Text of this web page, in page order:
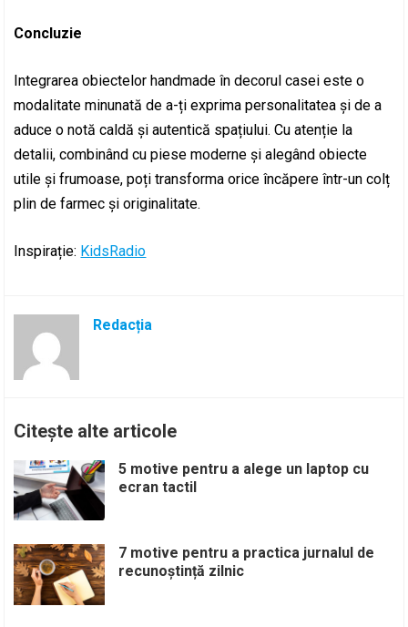
Concluzie
Integrarea obiectelor handmade în decorul casei este o
modalitate minunată de a-ți exprima personalitatea și de a
aduce o notă caldă și autentică spațiului. Cu atenție la
detalii, combinând cu piese moderne și alegând obiecte
utile și frumoase, poți transforma orice încăpere într-un colț
plin de farmec și originalitate.
Inspirație: KidsRadio
Redacția
Citește alte articole
5 motive pentru a alege un laptop cu
ecran tactil
7 motive pentru a practica jurnalul de
recunoștință zilnic